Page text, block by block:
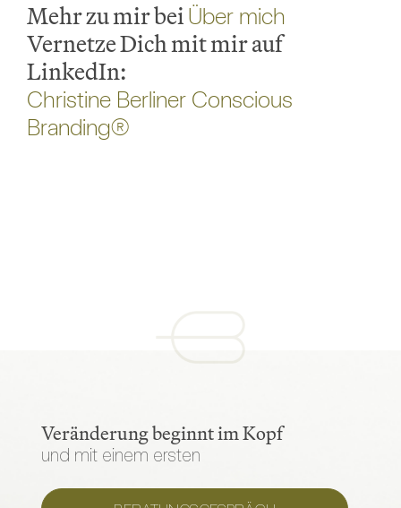
Mehr zu mir beiÜber mich
Vernetze Dich mit mir auf
LinkedIn:
Christine Berliner Conscious
Branding®
Veränderung beginnt im Kopf
und mit einem ersten